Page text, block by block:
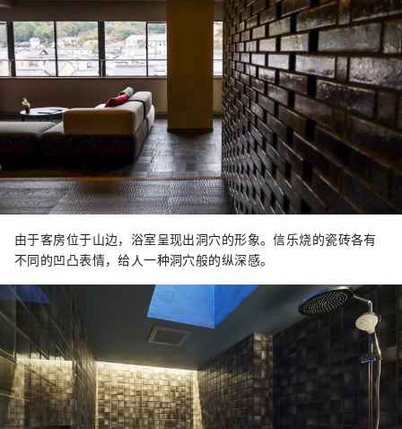
由于客房位于山边，浴室呈现出洞穴的形象。信乐烧的瓷砖各有
不同的凹凸表情，给人一种洞穴般的纵深感。